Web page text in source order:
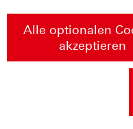
Alle optionalen
akzeptieren